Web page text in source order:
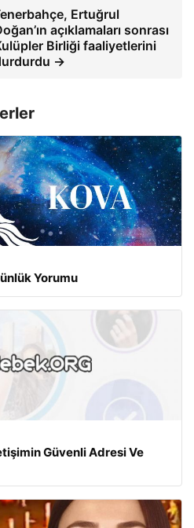
Ertuğrul
açıklamaları sonrası
Birliği faaliyetlerini
→
Yorumu
Güvenli Adresi Ve